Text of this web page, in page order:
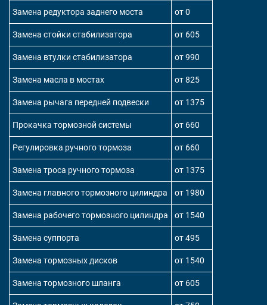
Замена редуктора заднего моста от 0
Замена стойки стабилизатора от 605
Замена втулки стабилизатора от 990
Замена масла в мостах от 825
Замена рычага передней подвески от 1375
Прокачка тормозной системы от 660
Регулировка ручного тормоза от 660
Замена троса ручного тормоза от 1375
Замена главного тормозного цилиндра от 1980
Замена рабочего тормозного цилиндра от 1540
Замена суппорта от 495
Замена тормозных дисков от 1540
Замена тормозного шланга от 605